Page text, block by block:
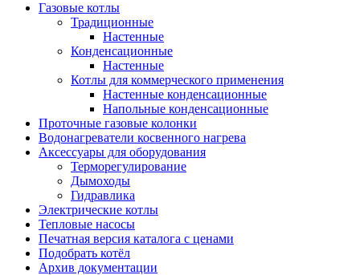
Газовые котлы
Традиционные
Настенные
Конденсационные
Настенные
Котлы для коммерческого применения
Настенные конденсационные
Напольные конденсационные
Проточные газовые колонки
Водонагреватели косвенного нагрева
Аксессуары для оборудования
Терморегулирование
Дымоходы
Гидравлика
Электрические котлы
Тепловые насосы
Печатная версия каталога с ценами
Подобрать котёл
Архив документации